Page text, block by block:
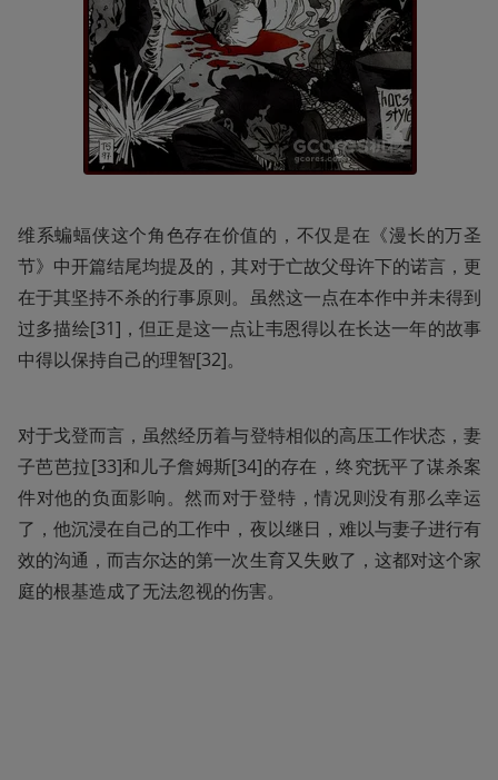
维系蝙蝠侠这个角色存在价值的，不仅是在《漫长的万圣
节》中开篇结尾均提及的，其对于亡故父母许下的诺言，更
在于其坚持不杀的行事原则。虽然这一点在本作中并未得到
过多描绘[31]，但正是这一点让韦恩得以在长达一年的故事
中得以保持自己的理智[32]。
对于戈登而言，虽然经历着与登特相似的高压工作状态，妻
子芭芭拉[33]和儿子詹姆斯[34]的存在，终究抚平了谋杀案
件对他的负面影响。然而对于登特，情况则没有那么幸运
了，他沉浸在自己的工作中，夜以继日，难以与妻子进行有
效的沟通，而吉尔达的第一次生育又失败了，这都对这个家
庭的根基造成了无法忽视的伤害。